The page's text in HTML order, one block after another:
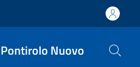
Nuovo